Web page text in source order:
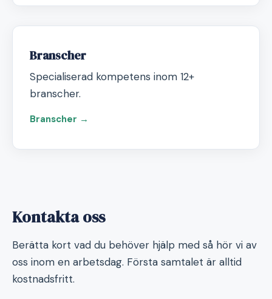
Branscher
Specialiserad kompetens inom 12+
branscher.
Branscher →
Kontakta oss
Berätta kort vad du behöver hjälp med så hör vi av
oss inom en arbetsdag. Första samtalet är alltid
kostnadsfritt.